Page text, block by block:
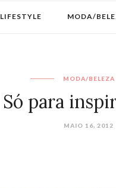
LIFESTYLE MODA/
MODA/BELEZA
Só para
MAIO 16, 2012